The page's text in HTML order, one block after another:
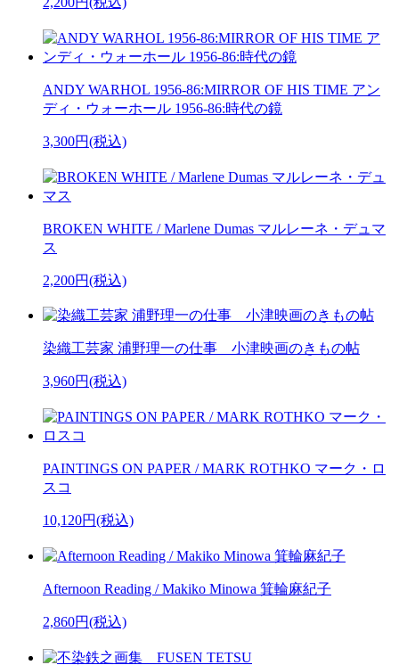
ANDY WARHOL 1956-86:MIRROR OF HIS TIME アン
ディ・ウォーホール 1956-86:時代の鏡
3,300円(税込)
BROKEN WHITE / Marlene Dumas マルレーネ・デュマ
ス
2,200円(税込)
染織工芸家 浦野理一の仕事 小津映画のきもの帖
3,960円(税込)
PAINTINGS ON PAPER / MARK ROTHKO マーク・ロ
スコ
10,120円(税込)
Afternoon Reading / Makiko Minowa 箕輪麻紀子
2,860円(税込)